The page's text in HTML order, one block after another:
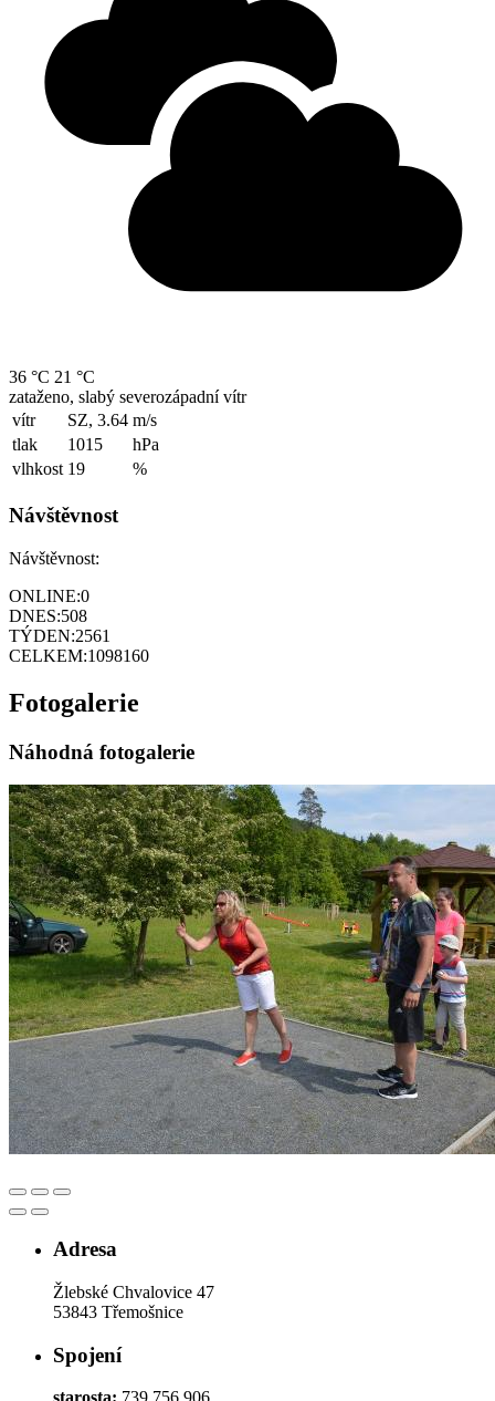
36 °C 21 °C
zataženo, slabý severozápadní vítr
vítr
SZ, 3.64 m/s
tlak
1015
hPa
vlhkost 19 %
Návštěvnost
Návštěvnost:
ONLINE:0
DNES:508
TÝDEN:2561
CELKEM:1098160
Fotogalerie
Náhodná fotogalerie
Adresa
Žlebské Chvalovice 47
53843 Třemošnice
Spojení